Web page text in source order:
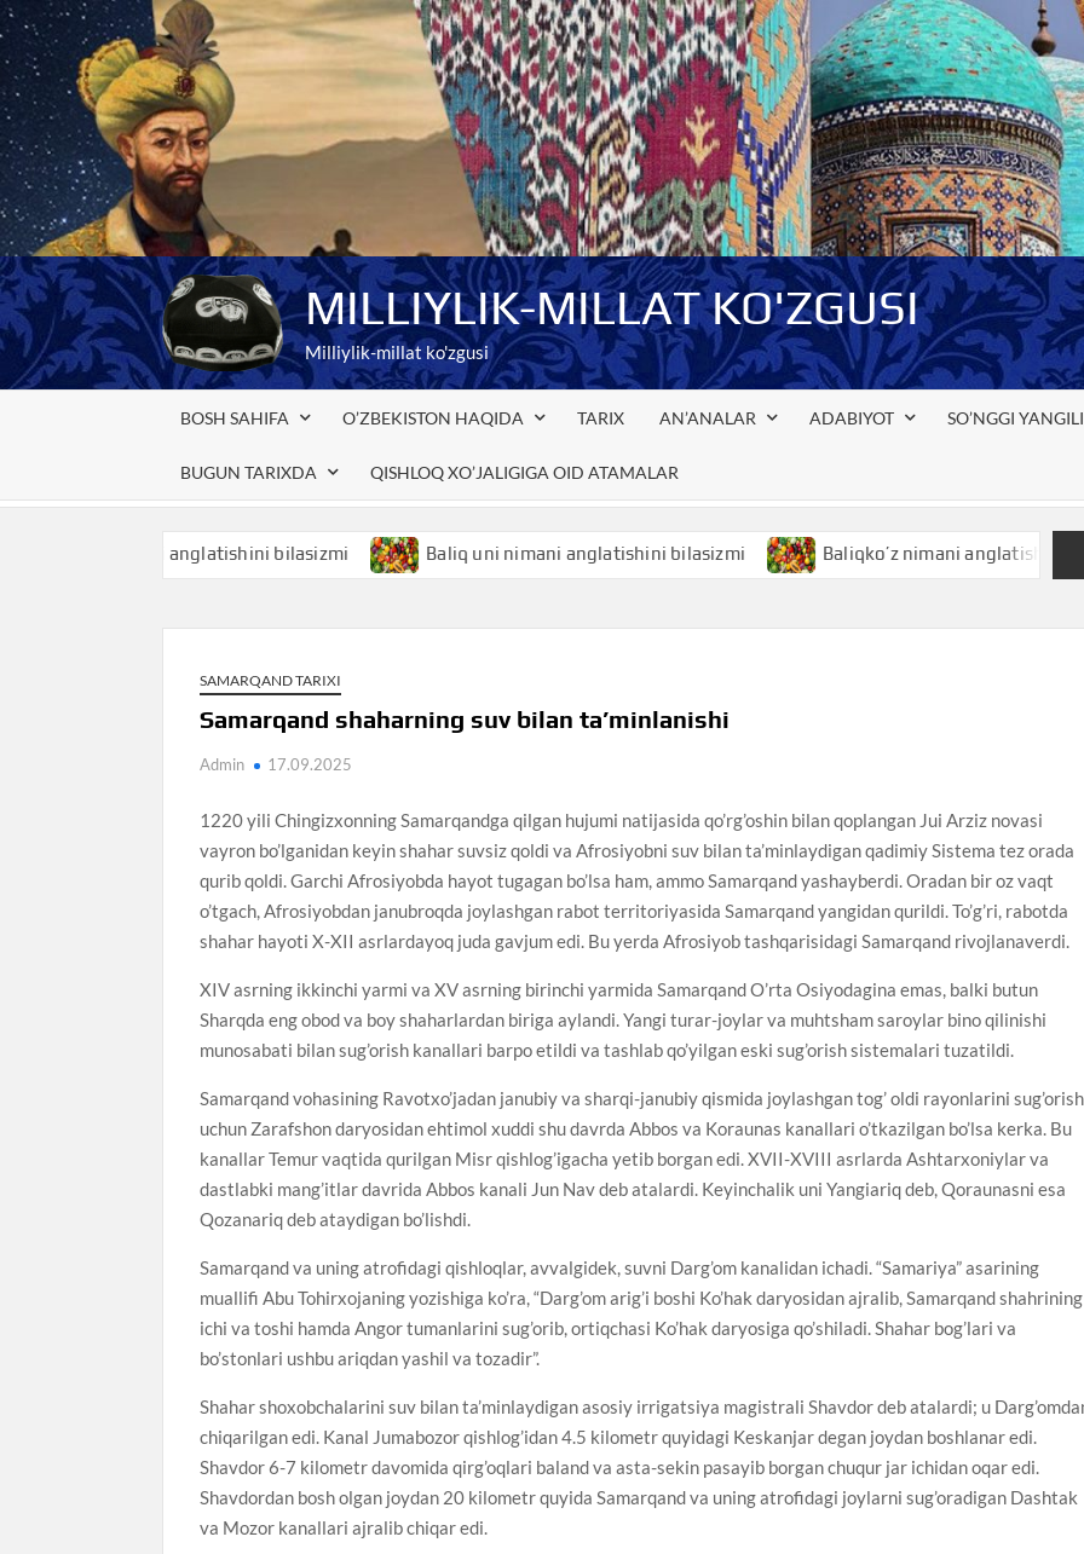
Skip
to
content
MILLIYLIK-MILLAT KO'ZGUSI
Milliylik-millat ko'zgusi
BOSH SAHIFA O’ZBEKISTON HAQIDA TARIX AN’ANALAR ADABIYOT SO’NGGI
BUGUN TARIXDA QISHLOQ XO’JALIGIGA OID ATAMALAR
nimani anglatishini bilasizmi Baliq uni nimani anglatishini bilasizmi Baliqko’z nimani anglatishini bilasizmi
SAMARQAND TARIXI
Samarqand shaharning suv bilan ta’minlanishi
Admin 17.09.2025
1220 yili Chingizxonning Samarqandga qilgan hujumi natijasida qo’rg’oshin bilan qoplangan Jui Arziz novasi
vayron bo’lganidan keyin shahar suvsiz qoldi va Afrosiyobni suv bilan ta’minlaydigan qadimiy Sistema tez orada
qurib qoldi. Garchi Afrosiyobda hayot tugagan bo’lsa ham, ammo Samarqand yashayberdi. Oradan bir oz vaqt
o’tgach, Afrosiyobdan janubroqda joylashgan rabot territoriyasida Samarqand yangidan qurildi. To’g’ri, rabotda
shahar hayoti X-XII asrlardayoq juda gavjum edi. Bu yerda Afrosiyob tashqarisidagi Samarqand rivojlanaverdi.
XIV asrning ikkinchi yarmi va XV asrning birinchi yarmida Samarqand O’rta Osiyodagina emas, balki butun
Sharqda eng obod va boy shaharlardan biriga aylandi. Yangi turar-joylar va muhtsham saroylar bino qilinishi
munosabati bilan sug’orish kanallari barpo etildi va tashlab qo’yilgan eski sug’orish sistemalari tuzatildi.
Samarqand vohasining Ravotxo’jadan janubiy va sharqi-janubiy qismida joylashgan tog’ oldi rayonlarini sug’orish
uchun Zarafshon daryosidan ehtimol xuddi shu davrda Abbos va Koraunas kanallari o’tkazilgan bo’lsa kerka. Bu
kanallar Temur vaqtida qurilgan Misr qishlog’igacha yetib borgan edi. XVII-XVIII asrlarda Ashtarxoniylar va
dastlabki mang’itlar davrida Abbos kanali Jun Nav deb atalardi. Keyinchalik uni Yangiariq deb, Qoraunasni esa
Qozanariq deb ataydigan bo’lishdi.
Samarqand va uning atrofidagi qishloqlar, avvalgidek, suvni Darg’om kanalidan ichadi. “Samariya” asarining
muallifi Abu Tohirxojaning yozishiga ko’ra, “Darg’om arig’i boshi Ko’hak daryosidan ajralib, Samarqand shahrining
ichi va toshi hamda Angor tumanlarini sug’orib, ortiqchasi Ko’hak daryosiga qo’shiladi. Shahar bog’lari va
bo’stonlari ushbu ariqdan yashil va tozadir”.
Shahar shoxobchalarini suv bilan ta’minlaydigan asosiy irrigatsiya magistrali Shavdor deb atalardi; u
chiqarilgan edi. Kanal Jumabozor qishlog’idan 4.5 kilometr quyidagi Keskanjar degan joydan boshlanar edi.
Shavdor 6-7 kilometr davomida qirg’oqlari baland va asta-sekin pasayib borgan chuqur jar ichidan oqar edi.
Shavdordan bosh olgan joydan 20 kilometr quyida Samarqand va uning atrofidagi joylarni sug’oradigan Dashtak
va Mozor kanallari ajralib chiqar edi.